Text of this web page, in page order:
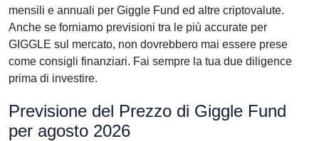
mensili e annuali per Giggle Fund ed altre criptovalute.
Anche se forniamo previsioni tra le più accurate per
GIGGLE sul mercato, non dovrebbero mai essere prese
come consigli finanziari. Fai sempre la tua due diligence
prima di investire.
Previsione del Prezzo di Giggle Fund
per agosto 2026